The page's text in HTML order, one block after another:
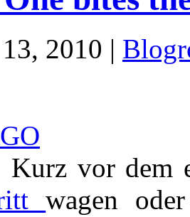
2010 |
Kurz vor dem
wagen